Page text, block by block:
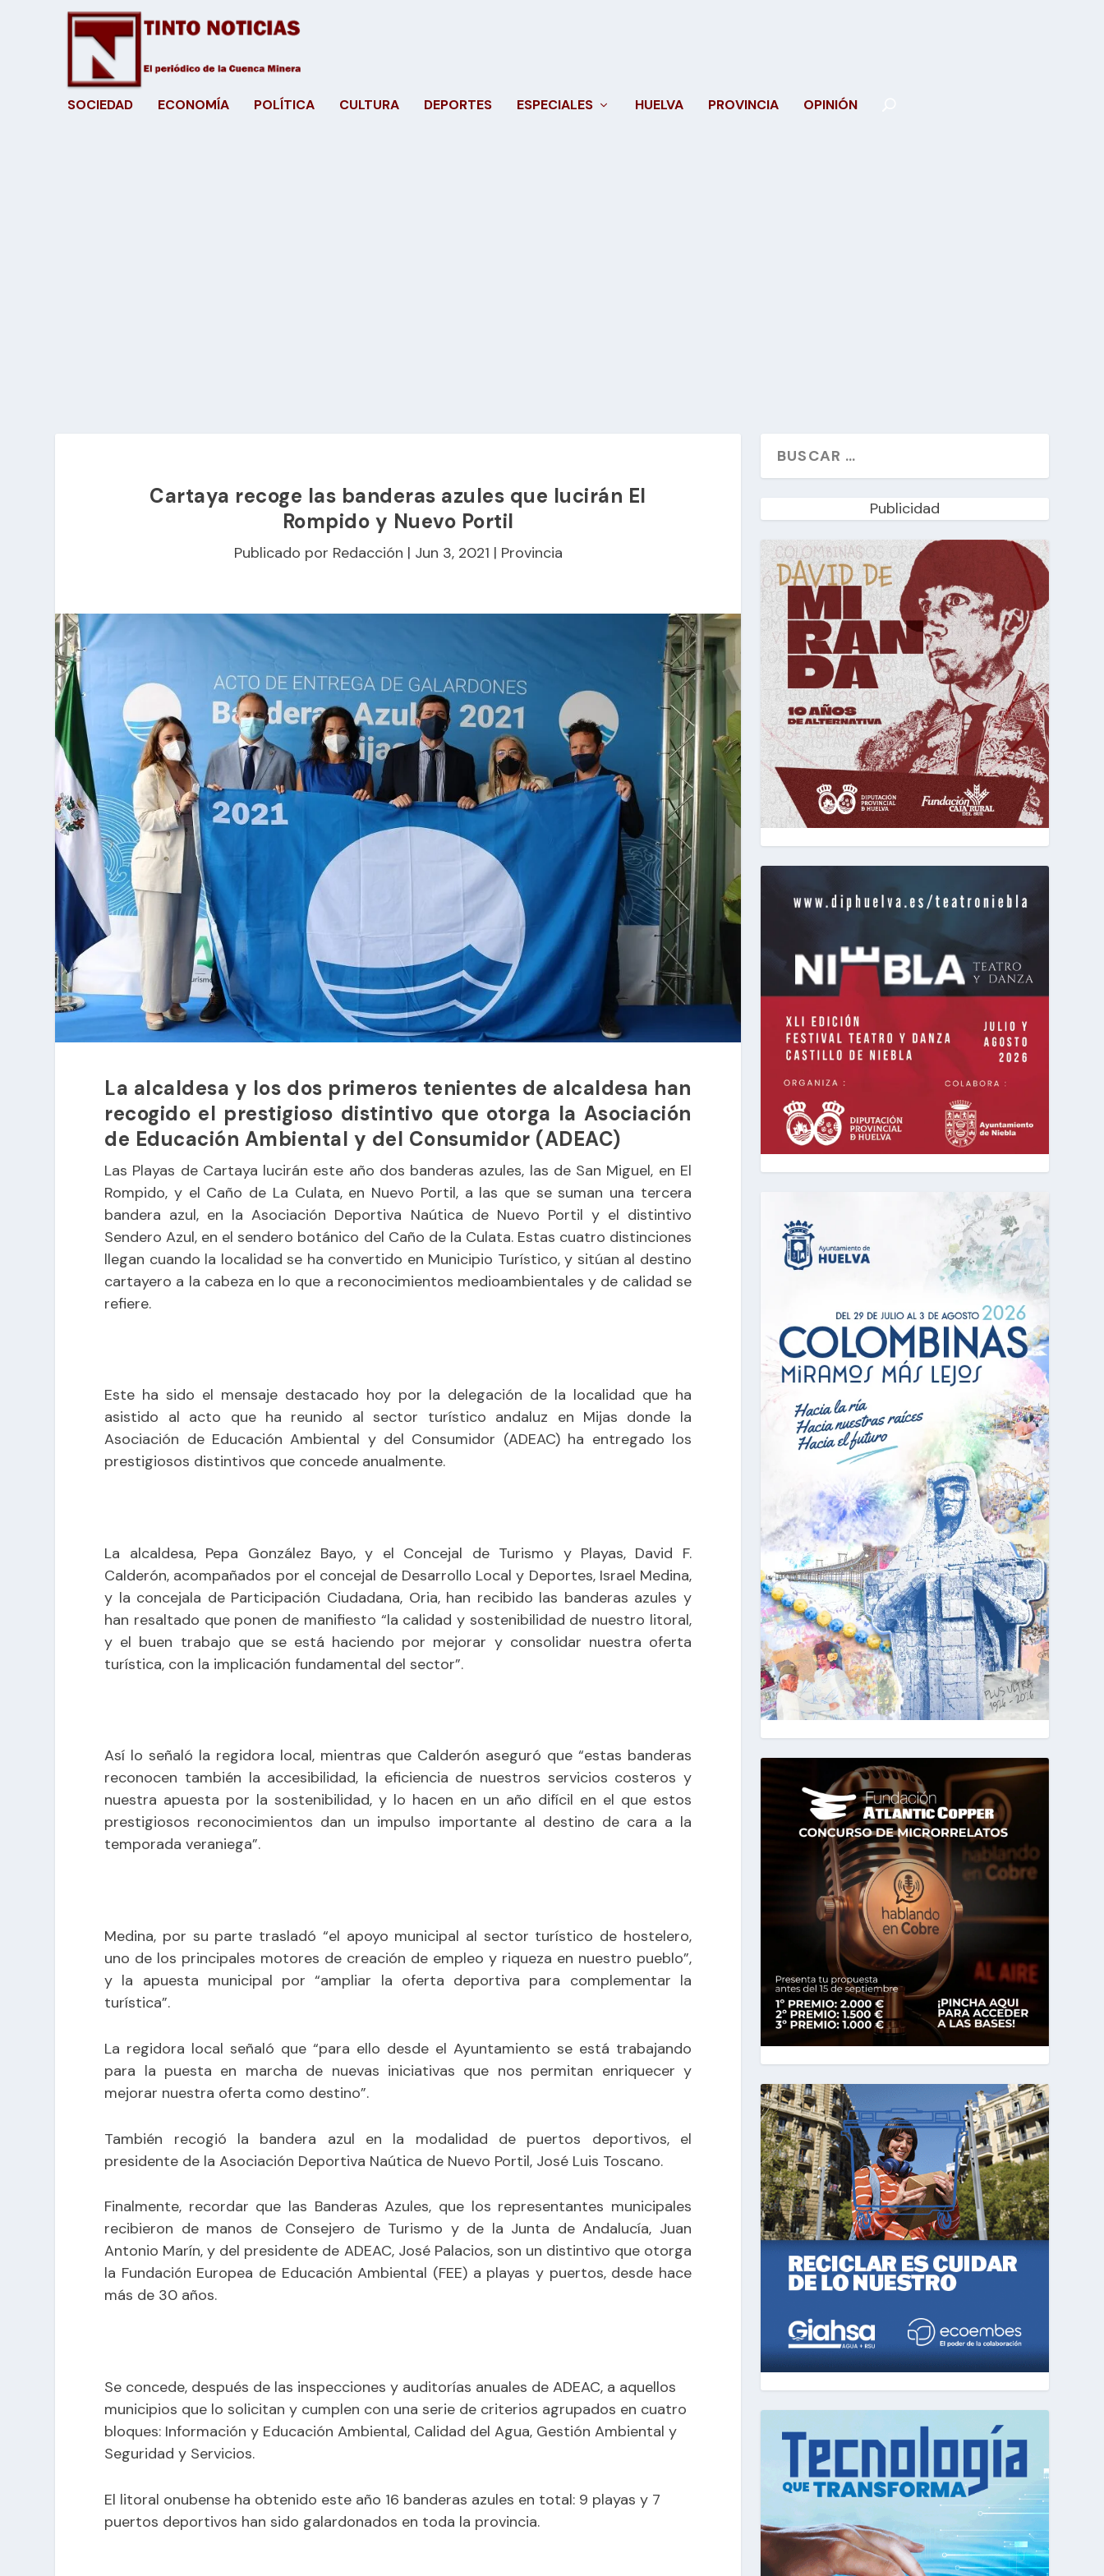
SOCIEDAD ECONOMÍA POLÍTICA CULTURA DEPORTES ESPECIALES HUELVA PROVINCIA OPINIÓN
Cartaya recoge las banderas azules que lucirán El
Rompido y Nuevo Portil
Publicado por Redacción | Jun 3, 2021 | Provincia
La alcaldesa y los dos primeros tenientes de alcaldesa han
recogido el prestigioso distintivo que otorga la Asociación
de Educación Ambiental y del Consumidor (ADEAC)
Las Playas de Cartaya lucirán este año dos banderas azules, las de San Miguel, en El
Rompido, y el Caño de La Culata, en Nuevo Portil, a las que se suman una tercera
bandera azul, en la Asociación Deportiva Naútica de Nuevo Portil y el distintivo
Sendero Azul, en el sendero botánico del Caño de la Culata. Estas cuatro distinciones
llegan cuando la localidad se ha convertido en Municipio Turístico, y sitúan al destino
cartayero a la cabeza en lo que a reconocimientos medioambientales y de calidad se
refiere.
Este ha sido el mensaje destacado hoy por la delegación de la localidad que ha
asistido al acto que ha reunido al sector turístico andaluz en Mijas donde la
Asociación de Educación Ambiental y del Consumidor (ADEAC) ha entregado los
prestigiosos distintivos que concede anualmente.
La alcaldesa, Pepa González Bayo, y el Concejal de Turismo y Playas, David F.
Calderón, acompañados por el concejal de Desarrollo Local y Deportes, Israel Medina,
y la concejala de Participación Ciudadana, Oria, han recibido las banderas azules y
han resaltado que ponen de manifiesto “la calidad y sostenibilidad de nuestro litoral,
y el buen trabajo que se está haciendo por mejorar y consolidar nuestra oferta
turística, con la implicación fundamental del sector”.
Así lo señaló la regidora local, mientras que Calderón aseguró que “estas banderas
reconocen también la accesibilidad, la eficiencia de nuestros servicios costeros y
nuestra apuesta por la sostenibilidad, y lo hacen en un año difícil en el que estos
prestigiosos reconocimientos dan un impulso importante al destino de cara a la
temporada veraniega”.
Medina, por su parte trasladó “el apoyo municipal al sector turístico de hostelero,
uno de los principales motores de creación de empleo y riqueza en nuestro pueblo”,
y la apuesta municipal por “ampliar la oferta deportiva para complementar la
turística”.
La regidora local señaló que “para ello desde el Ayuntamiento se está trabajando
para la puesta en marcha de nuevas iniciativas que nos permitan enriquecer y
mejorar nuestra oferta como destino”.
También recogió la bandera azul en la modalidad de puertos deportivos, el
presidente de la Asociación Deportiva Naútica de Nuevo Portil, José Luis Toscano.
Finalmente, recordar que las Banderas Azules, que los representantes municipales
recibieron de manos de Consejero de Turismo y de la Junta de Andalucía, Juan
Antonio Marín, y del presidente de ADEAC, José Palacios, son un distintivo que otorga
la Fundación Europea de Educación Ambiental (FEE) a playas y puertos, desde hace
más de 30 años.
Se concede, después de las inspecciones y auditorías anuales de ADEAC, a aquellos
municipios que lo solicitan y cumplen con una serie de criterios agrupados en cuatro
bloques: Información y Educación Ambiental, Calidad del Agua, Gestión Ambiental y
Seguridad y Servicios.
El litoral onubense ha obtenido este año 16 banderas azules en total: 9 playas y 7
puertos deportivos han sido galardonados en toda la provincia.
Publicidad